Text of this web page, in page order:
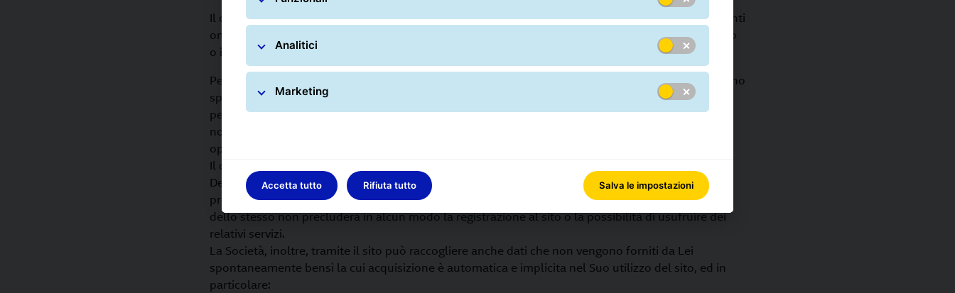
Il conferimento dei Suoi dati personali ai fini dell’erogazione dei servizi e dell’utilizzo degli strumenti
online offerti dal sito è sempre facoltativo. Tuttavia, se Lei decide di non conferirli, i servizi, in tutto
o in parte, potrebbero non essere resi.
Per la raccolta dei dati personali vengono utilizzate delle forms di registrazione che contrassegnano
specificatamente in grassetto alcuni campi all’interno dei quali il conferimento dei Suoi dati
personali è da intendersi come essenziale ai fini della fornitura del servizio richiesto. Qualora Lei
non conferisca questi dati non potremo fornirLe il servizio richiesto e non potrà usufruire delle
opportunità a questo connesse.
Il conferimento dei Suoi dati nei campi non in grassetto riveste invece natura del tutto facoltativa.
Del pari, la prestazione del Suo consenso per le attività di marketing e invio di comunicazioni
promozionali da parte della Società e/o di terzi è del tutto facoltativo e il mancato conferimento
dello stesso non precluderà in alcun modo la registrazione al sito o la possibilità di usufruire dei
relativi servizi.
La Società, inoltre, tramite il sito può raccogliere anche dati che non vengono forniti da Lei
spontaneamente bensì la cui acquisizione è automatica e implicita nel Suo utilizzo del sito, ed in
particolare:
Analitici
Marketing
Accetta tutto Rifiuta tutto Salva le impostazioni